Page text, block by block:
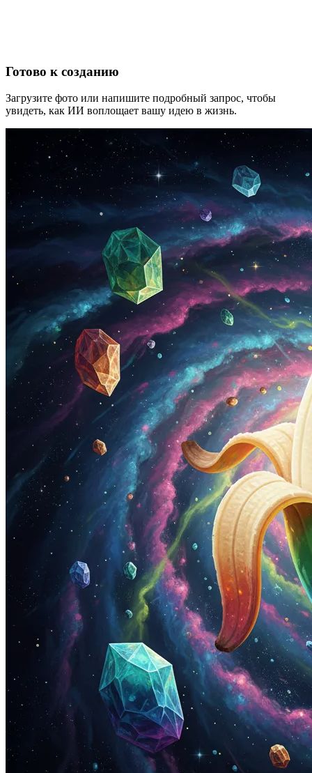
Готово к созданию
Загрузите фото или напишите подробный запрос, чтобы
увидеть, как ИИ воплощает вашу идею в жизнь.